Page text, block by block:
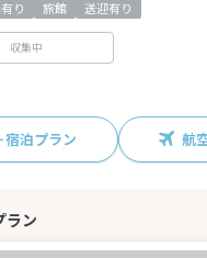
り 旅館 送迎有り
収集中
宿泊プラン 航